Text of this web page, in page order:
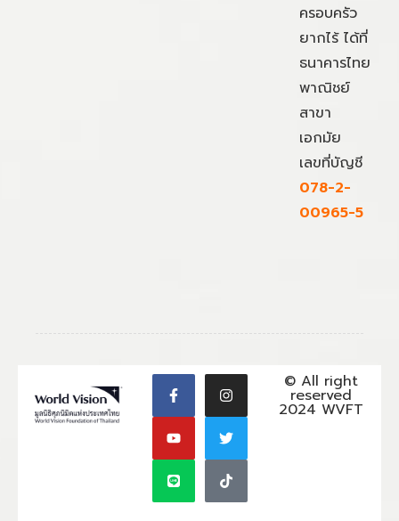
ครอบครัว
ยากไร้ ได้ที่
ธนาคารไทย
พาณิชย์
สาขา
เอกมัย
เลขที่บัญชี
078-2-
00965-5
© All right
reserved
2024 WVFT